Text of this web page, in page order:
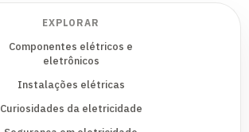
EXPLORAR
Componentes elétricos e
eletrônicos
Instalações elétricas
Curiosidades da eletricidade